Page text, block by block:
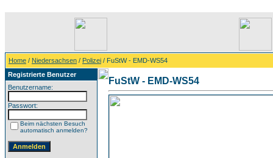
Home / Niedersachsen / Polizei / FuStW - EMD-WS54
Registrierte Benutzer
Benutzername:
Passwort:
Beim nächsten Besuch
automatisch anmelden?
FuStW - EMD-WS54